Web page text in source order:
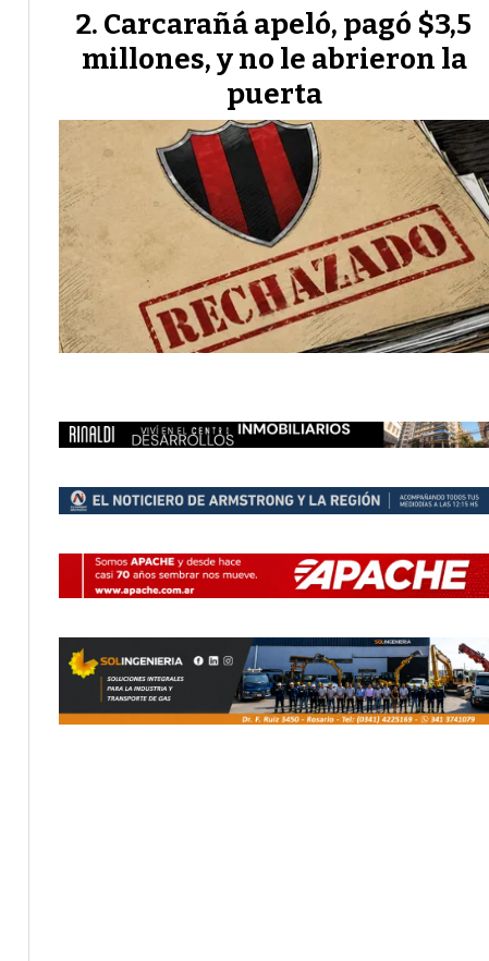
Carcarañá apeló, pagó $3,5
millones, y no le abrieron la
puerta